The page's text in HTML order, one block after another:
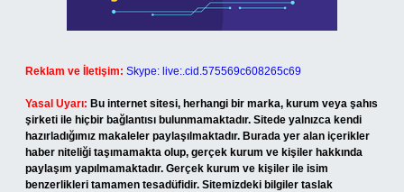
Reklam ve İletişim: Skype: live:.cid.575569c608265c69
Yasal Uyarı: Bu internet sitesi, herhangi bir marka, kurum veya şahıs
şirketi ile hiçbir bağlantısı bulunmamaktadır. Sitede yalnızca kendi
hazırladığımız makaleler paylaşılmaktadır. Burada yer alan içerikler
haber niteliği taşımamakta olup, gerçek kurum ve kişiler hakkında
paylaşım yapılmamaktadır. Gerçek kurum ve kişiler ile isim
benzerlikleri tamamen tesadüfidir. Sitemizdeki bilgiler taslak